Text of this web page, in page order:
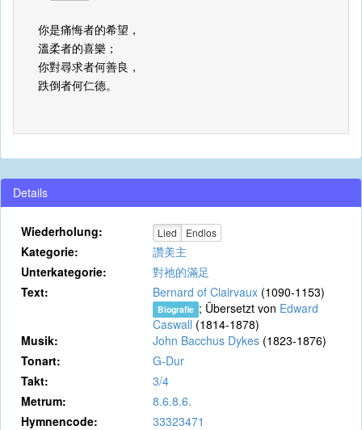
你是痛悔者的希望，
溫柔者的喜樂；
你對尋求者何善良，
跌倒者何仁德。
Details
Wiederholung: Lied Endlos
Kategorie:
讚美主
Unterkategorie:
對祂的滿足
Text:
Bernard of Clairvaux (1090-1153)
Biografie ; Übersetzt von Edward
Caswall (1814-1878)
Musik:
John Bacchus Dykes (1823-1876)
Tonart:
G-Dur
Takt:
3/4
Metrum:
8.6.8.6.
Hymnencode:
33323471